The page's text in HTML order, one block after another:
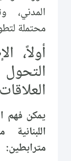
المدني،
محتملة
أولاً،
يمكن فهم
مترابطين: